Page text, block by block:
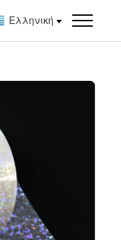
Ελληνική